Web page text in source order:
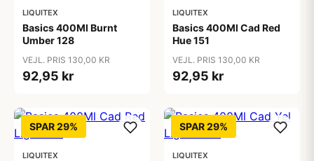
LIQUITEX
Basics 400Ml Burnt
Umber 128
VEJL. PRIS 130,00 KR
92,95 kr
LIQUITEX
Basics 400Ml Cad Red
Hue 151
VEJL. PRIS 130,00 KR
92,95 kr
SPAR 29%
LIQUITEX
SPAR 29%
LIQUITEX